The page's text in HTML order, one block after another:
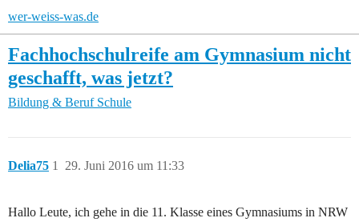
wer-weiss-was.de
Fachhochschulreife am Gymnasium nicht
geschafft, was jetzt?
Bildung & Beruf Schule
Delia75 29. Juni 2016 um 11:33
1
Hallo Leute, ich gehe in die 11. Klasse eines Gymnasiums in NRW